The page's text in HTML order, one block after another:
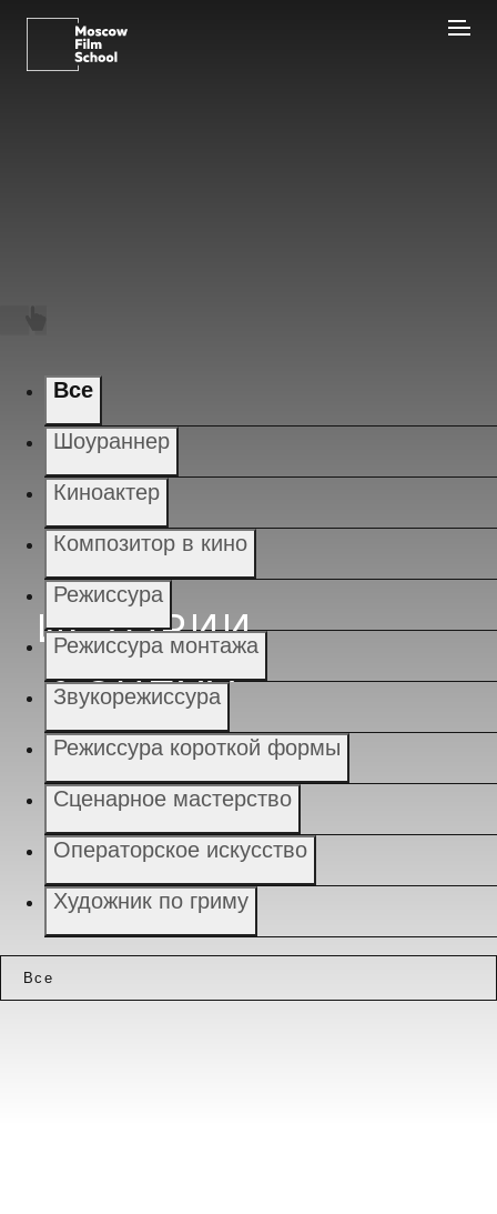
ИСТОРИИ
УСПЕХА
Все
Шоураннер
Киноактер
Композитор в кино
Режиссура
Режиссура монтажа
Звукорежиссура
Режиссура короткой формы
Сценарное мастерство
Операторское искусство
Художник по гриму